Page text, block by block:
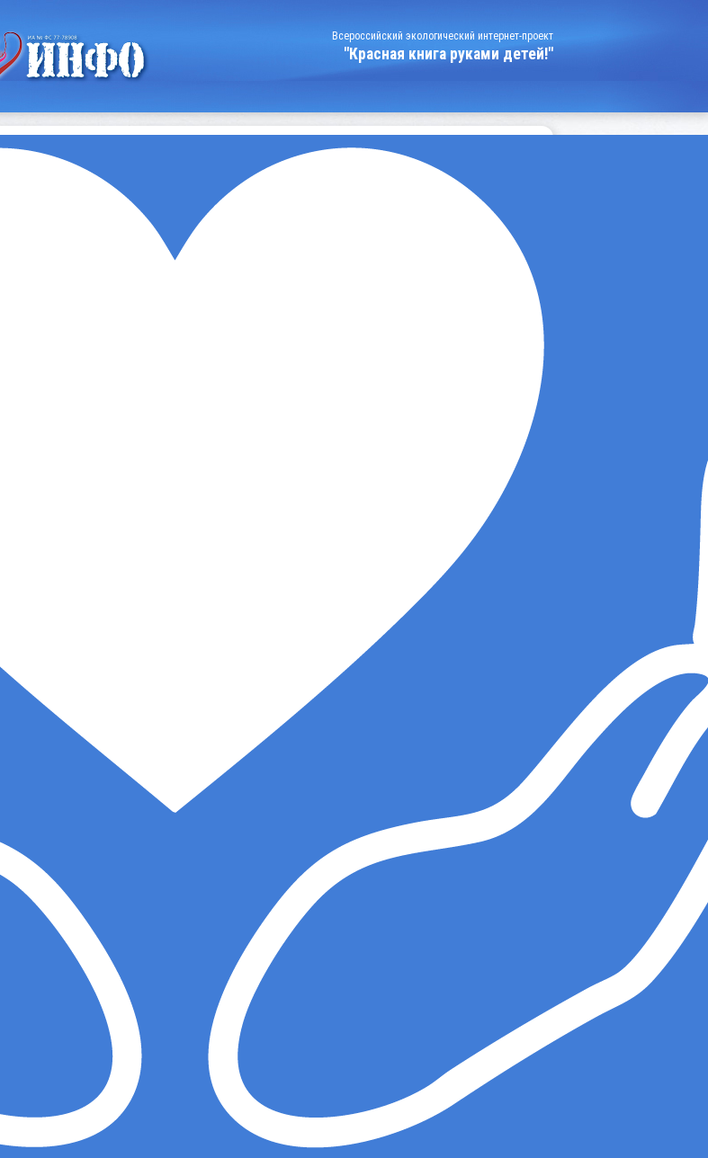
Всероссийский экологический интернет-проект
"Красная книга руками детей!"